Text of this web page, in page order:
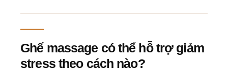
Ghế massage có thể hỗ trợ giảm
stress theo cách nào?